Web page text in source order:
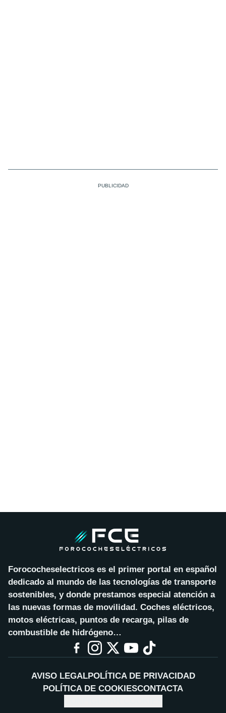
Forococheselectricos es el primer portal en español
dedicado al mundo de las tecnologías de transporte
sostenibles, y donde prestamos especial atención a
las nuevas formas de movilidad. Coches eléctricos,
motos eléctricas, puntos de recarga, pilas de
combustible de hidrógeno…
AVISO LEGALPOLÍTICA DE PRIVACIDAD
POLÍTICA DE COOKIESCONTACTA